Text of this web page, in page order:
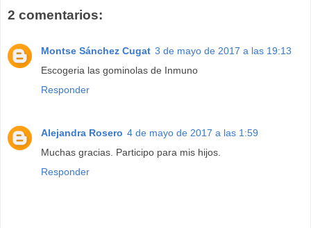
2 comentarios:
Montse Sánchez Cugat 3 de mayo de 2017 a las 19:13
Escogeria las gominolas de Inmuno
Responder
Alejandra Rosero 4 de mayo de 2017 a las 1:59
Muchas gracias. Participo para mis hijos.
Responder